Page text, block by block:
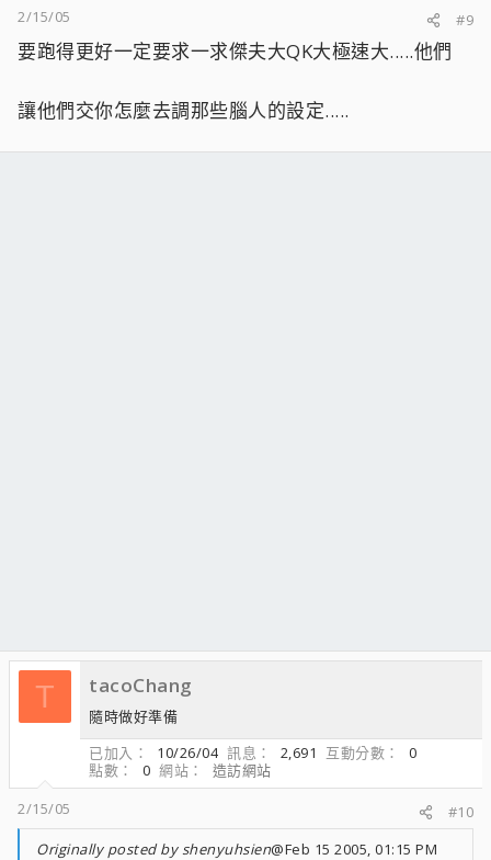
2/15/05
#9
要跑得更好一定要求一求傑夫大QK大極速大.....他們
讓他們交你怎麼去調那些腦人的設定.....
T tacoChang
隨時做好準備
已加入
10/26/04 訊息 2,691 互動分數
0
點數
0 網站
造訪網站
2/15/05
#10
Originally posted by shenyuhsien@Feb 15 2005, 01:15 PM